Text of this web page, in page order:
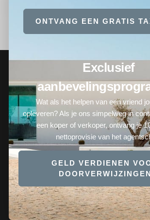
ONTVANG EEN GRATIS
Exclusief
Wat als het helpen van een vriend
opleveren? Als je ons simpelweg in
een koper of verkoper, ontvang je
nettoprovisie van het
GELD VERDIENEN
DOORVERWIJZINGEN